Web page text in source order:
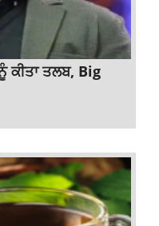
ਕੀਤਾ ਤਲਬ, Big